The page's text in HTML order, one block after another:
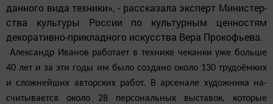
данного вида техни­ки», - рассказала эксперт Министер­
ства культуры России по культурным ценностям
декора­тивно-прикладного искусства Вера Проко­фьева.
Александр Иванов работает в технике че­канки уже больше
40 лет и за эти годы им было создано около 130 трудоёмких
и сложнейших автор­ских работ. В арсенале художника на­
считывается около 28 персональных выставок, которые